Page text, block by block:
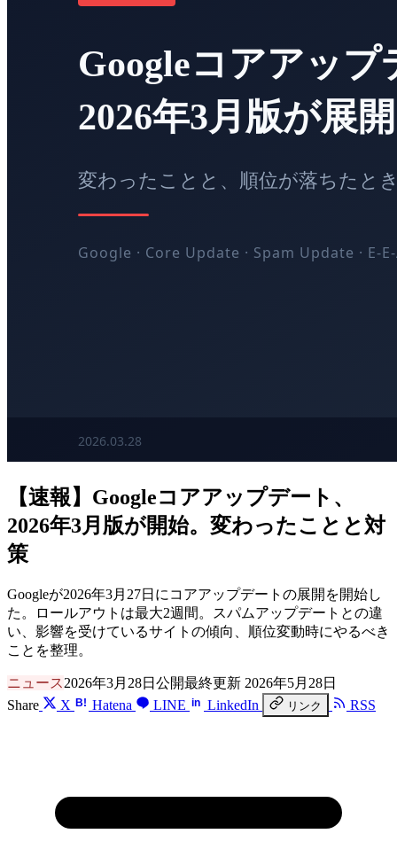
【速報】Googleコアアップデート、
2026年3月版が開始。変わったことと対
策
Googleが2026年3月27日にコアアップデートの展開を開始し
た。ロールアウトは最大2週間。スパムアップデートとの違
い、影響を受けているサイトの傾向、順位変動時にやるべき
ことを整理。
ニュース2026年3月28日公開最終更新 2026年5月28日
Share
X B! Hatena LINE in LinkedIn リンク RSS